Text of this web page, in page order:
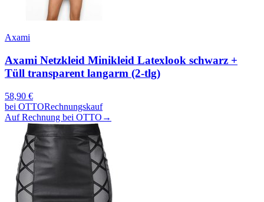
Axami
Axami Netzkleid Minikleid Latexlook schwarz +
Tüll transparent langarm (2-tlg)
58,90 €
bei OTTORechnungskauf
Auf Rechnung bei OTTO →